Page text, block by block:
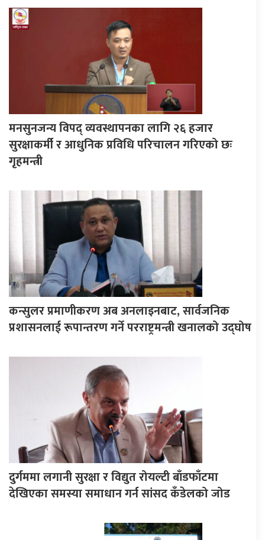
मनसुनजन्य विपद् व्यवस्थापनका लागि २६ हजार
सुरक्षाकर्मी र आधुनिक प्रविधि परिचालन गरिएको छः
गृहमन्त्री
कन्सुलर प्रमाणीकरण अब अनलाइनबाट, सार्वजनिक
प्रशासनलाई रूपान्तरण गर्ने परराष्ट्रमन्त्री खनालको उद्घोष
दुर्गममा लगानी सुरक्षा र विद्युत रोयल्टी बाँडफाँटमा
देखिएका समस्या समाधान गर्न सांसद कँडेलको जोड